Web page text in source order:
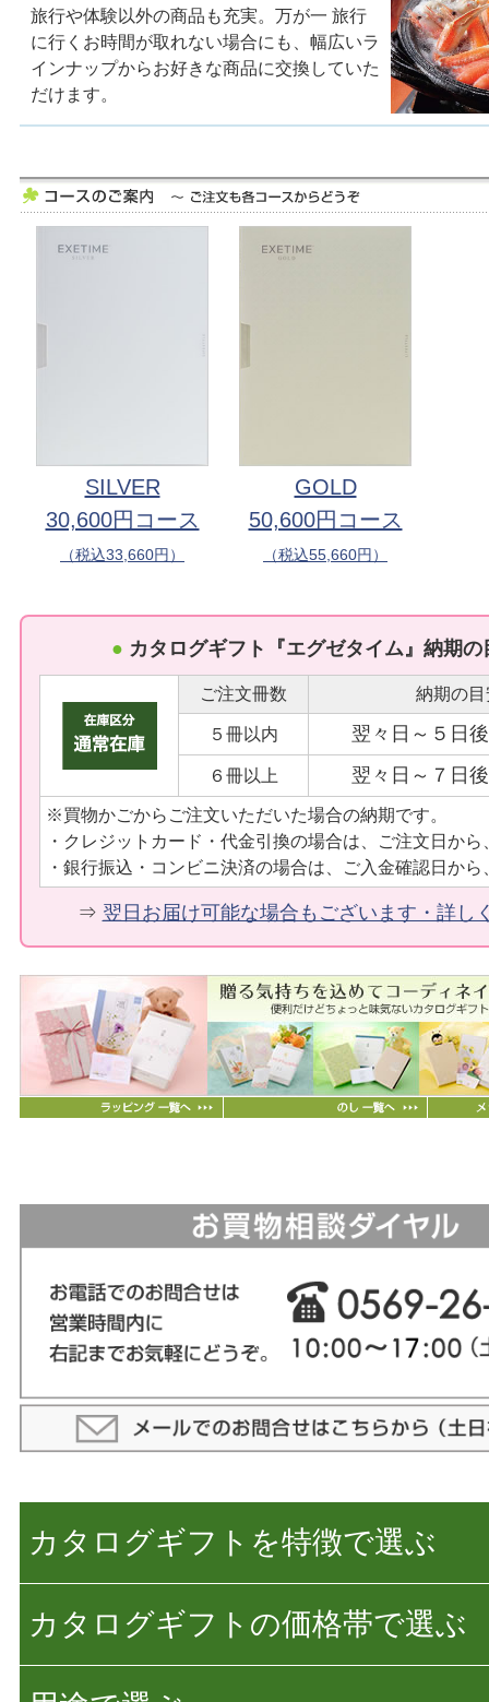
旅行や体験以外の商品も充実。万が一 旅行
に行くお時間が取れない場合にも、幅広いラ
インナップからお好きな商品に交換していた
だけます。
SILVER
30,600円コース
（税込33,660円）
GOLD
50,600円コース
（税込55,660円）
● カタログギフト『エグゼタイム』納期
ご注文冊数 納期の目
５冊以内 翌々日～５日
６冊以上 翌々日～７日
※買物かごからご注文いただいた場合の納期です。
・クレジットカード・代金引換の場合は、ご注文日から
・銀行振込・コンビニ決済の場合は、ご入金確認日か
⇒ 翌日お届け可能な場合もございます・詳し
カタログギフトを特徴で選ぶ
カタログギフトの価格帯で選ぶ